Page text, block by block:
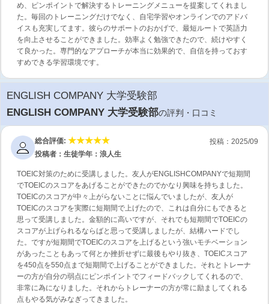
め、ピンポイントで解決するトレーニングメニューを提案してくれまし
た。毎回のトレーニングだけでなく、自宅学習やオンラインでのアドバ
イスも充実してます。彼らのサポートのおかげで、最短ルートで英語力
を向上させることができました。効率よく勉強できたので、続けやすく
て良かった。専門的なアプローチが本当に効果的で、自信を持っておす
すめできる学習環境です。
ENGLISH COMPANY 大学受験部
ENGLISH COMPANY 大学受験部の評判・口コミ
投稿：2025/09
総合評価:
投稿者：生徒学年：浪人生
TOEIC対策のために受講しました。友人がENGLISHCOMPANYで短期間
でTOEICのスコアをあげることができたのでかなり興味を持ちました。
TOEICのスコアが中々上がらないことに悩んでいましたが、友人が
TOEICのスコアを実際に短期間で上げたので、これは自分にもできると
思って受講しました。金額的に高いですが、それでも短期間でTOEICの
スコアが上げられるならばと思って受講しましたが、結構ハードでし
た。ですが短期間でTOEICのスコアを上げるという強いモチベーション
があったこともあって何とか挫折せずに最後もやり抜き、TOEICスコア
を450点を550点まで短期間で上げることができました。それとトレーナ
ーの方が自分の弱点にピンポイントでフィードバックしてくれるので、
非常に為になりました。それからトレーナーの方が常に励ましてくれる
点もやる気がみなぎってきました。